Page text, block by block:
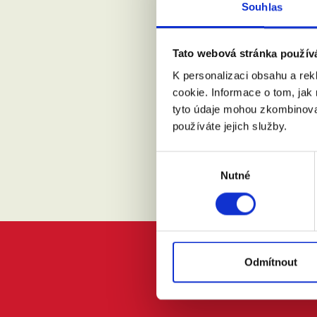
Souhlas
Tato webová stránka
K personalizaci obsahu a
cookie. Informace o tom,
tyto údaje mohou
používáte jejich služby.
Nutné
Odmítnout
Přijdu s